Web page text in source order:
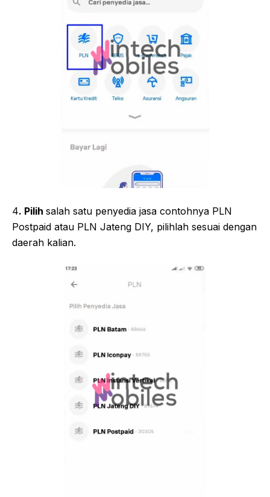
4. Pilih salah satu penyedia jasa contohnya PLN
Postpaid atau PLN Jateng DIY, pilihlah sesuai dengan
daerah kalian.